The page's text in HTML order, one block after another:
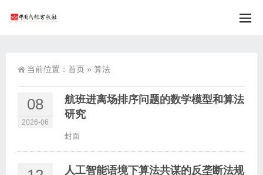
当前位置： 首页 » 算法
08
2026-06
航班进离场排序问题的数学模型和算法
研究
封面
人工智能语境下算法共谋的反垄断法规